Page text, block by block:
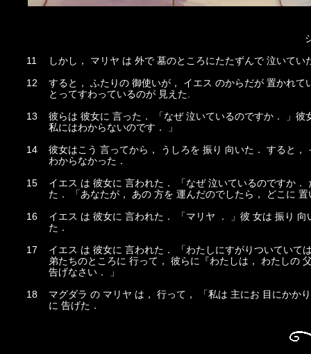
11
しかし， マリヤ は 外で 墓のところにたたずんで 泣いて
12
すると， ふたりの 御使いが， イエス のからだが 置かれ
とってすわっているのが 見えた.
13
彼らは 彼女に 言った． 「なぜ 泣いているのですか． 」
私にはわからないのです． 」
14
彼女はこう 言ってから， うしろを 振り 向いた． すると
わからなかった．
15
イエス は 彼女に 言われた． 「なぜ 泣いているのですか
た． 「あなたが， あの 方を 運んだのでしたら， どこに
16
イエス は 彼女に 言われた． 「マリヤ ． 」彼 女は 振り
た．
17
イエス は 彼女に 言われた． 「わたしにすがりついていて
弟たちのところに 行って， 彼らに『わたしは， わたしの
告げなさい． 」
18
マグダラ の マリヤ は， 行って， 「私は 主にお 目にかか
に 告げた．